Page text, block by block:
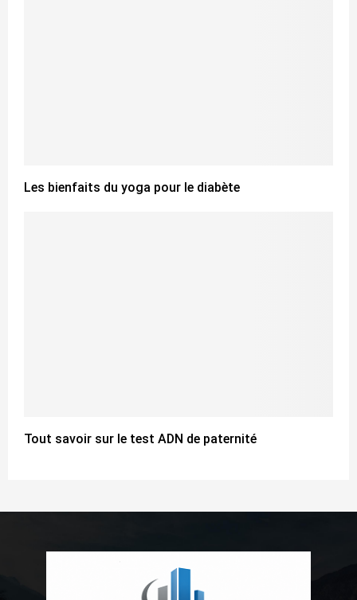
Les bienfaits du yoga pour le diabète
Tout savoir sur le test ADN de paternité